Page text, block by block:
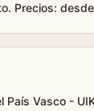
Precios:
País Vasco -